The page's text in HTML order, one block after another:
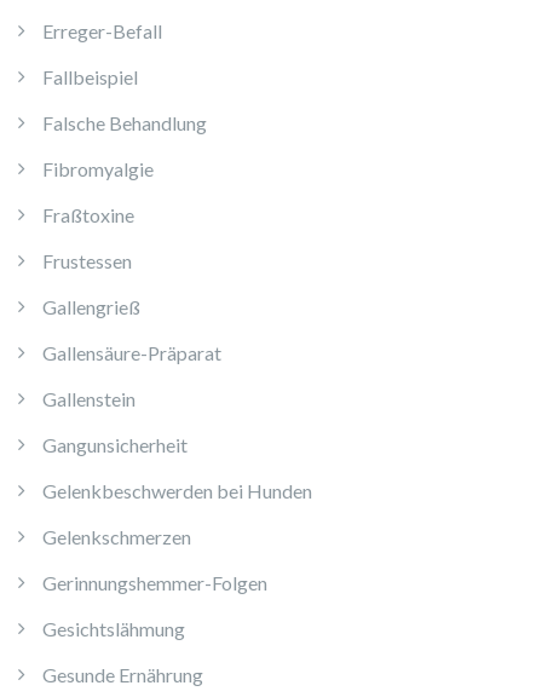
Erreger-Befall
Fallbeispiel
Falsche Behandlung
Fibromyalgie
Fraßtoxine
Frustessen
Gallengrieß
Gallensäure-Präparat
Gallenstein
Gangunsicherheit
Gelenkbeschwerden bei Hunden
Gelenkschmerzen
Gerinnungshemmer-Folgen
Gesichtslähmung
Gesunde Ernährung